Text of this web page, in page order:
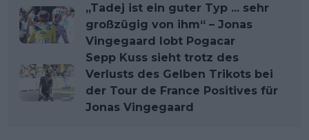
„Tadej ist ein guter Typ ... sehr
großzügig von ihm“ – Jonas
Vingegaard lobt Pogacar
Sepp Kuss sieht trotz des
Verlusts des Gelben Trikots bei
der Tour de France Positives für
Jonas Vingegaard